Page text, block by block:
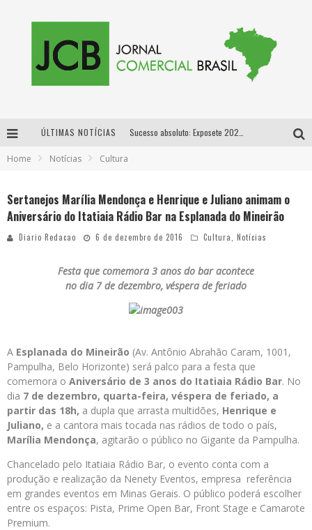
ÚLTIMAS NOTÍCIAS
Proibida anuncia retorno da Puro Malte Extra e consolida trajetória de democratização cervejeira no Brasil
Home Notícias Cultura
Sertanejos Marília Mendonça e Henrique e Juliano animam o
Aniversário do Itatiaia Rádio Bar na Esplanada do Mineirão
Diario Redacao 6 de dezembro de 2016 Cultura Notícias
Festa que comemora 3 anos do bar acontece
no dia 7 de dezembro, véspera de feriado
A Esplanada do Mineirão (Av. Antônio Abrahão Caram, 1001,
Pampulha, Belo Horizonte) será palco para a festa que
comemora o Aniversário de 3 anos do Itatiaia Rádio Bar. No
dia 7 de dezembro, quarta-feira, véspera de feriado, a
partir das 18h, a dupla que arrasta multidões, Henrique e
Juliano, e a cantora mais tocada nas rádios de todo o país,
Marília Mendonça, agitarão o público no Gigante da Pampulha.
Chancelado pelo Itatiaia Rádio Bar, o evento conta com a
produção e realização da Nenety Eventos, empresa referência
em grandes eventos em Minas Gerais. O público poderá escolher
entre os espaços: Pista, Prime Open Bar, Front Stage e Camarote
Premium.